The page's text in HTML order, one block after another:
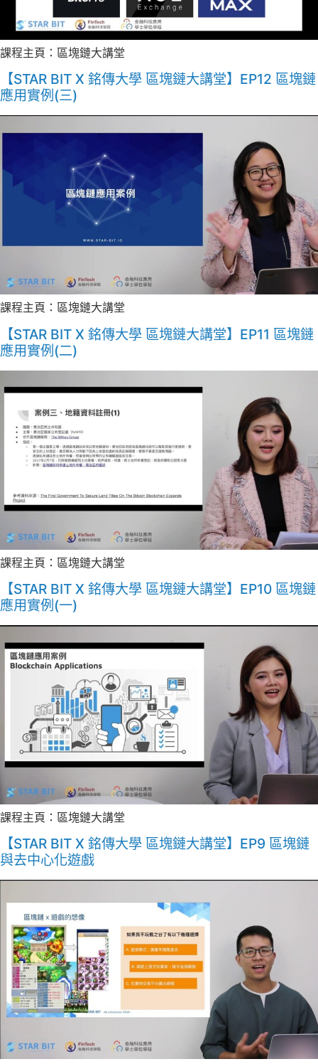
課程主頁：區塊鏈大講堂
【STAR BIT X 銘傳大學 區塊鏈大講堂】EP12 區塊鏈
應用實例(三)
課程主頁：區塊鏈大講堂
【STAR BIT X 銘傳大學 區塊鏈大講堂】EP11 區塊鏈
應用實例(二)
課程主頁：區塊鏈大講堂
【STAR BIT X 銘傳大學 區塊鏈大講堂】EP10 區塊鏈
應用實例(一)
課程主頁：區塊鏈大講堂
【STAR BIT X 銘傳大學 區塊鏈大講堂】EP9 區塊鏈
與去中心化遊戲